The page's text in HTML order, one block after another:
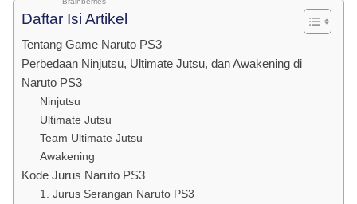
Daftar Isi Artikel
Tentang Game Naruto PS3
Perbedaan Ninjutsu, Ultimate Jutsu, dan Awakening di
Naruto PS3
Ninjutsu
Ultimate Jutsu
Team Ultimate Jutsu
Awakening
Kode Jurus Naruto PS3
1. Jurus Serangan Naruto PS3